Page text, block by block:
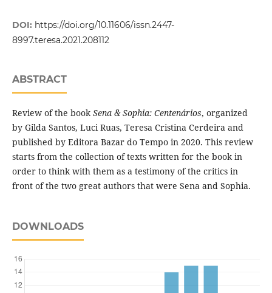
DOI: https://doi.org/10.11606/issn.2447-
8997.teresa.2021.208112
ABSTRACT
Review of the book Sena & Sophia: Centenários, organized
by Gilda Santos, Luci Ruas, Teresa Cristina Cerdeira and
published by Editora Bazar do Tempo in 2020. This review
starts from the collection of texts written for the book in
order to think with them as a testimony of the critics in
front of the two great authors that were Sena and Sophia.
DOWNLOADS